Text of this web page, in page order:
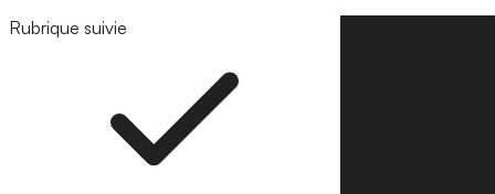
Rubrique suivie